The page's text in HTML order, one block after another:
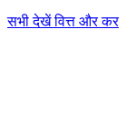
सभी देखें वित्त और कर